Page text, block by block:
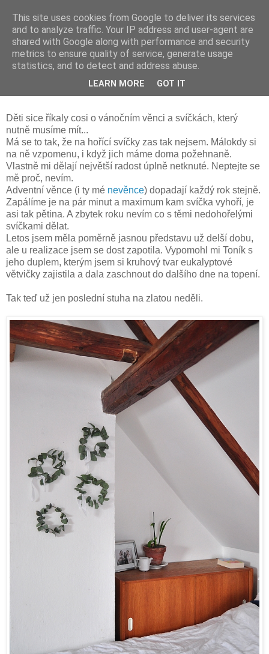
Adventní nevěnec
Děti sice říkaly cosi o vánočním věnci a svíčkách, který
nutně musíme mít...
Má se to tak, že na hořící svíčky zas tak nejsem. Málokdy si
na ně vzpomenu, i když jich máme doma požehnaně.
Vlastně mi dělají největší radost úplně netknuté. Neptejte se
mě proč, nevím.
Adventní věnce (i ty mé nevěnce) dopadají každý rok stejně.
Zapálíme je na pár minut a maximum kam svíčka vyhoří, je
asi tak pětina. A zbytek roku nevím co s těmi nedohořelými
svíčkami dělat.
Letos jsem měla poměrně jasnou představu už delší dobu,
ale u realizace jsem se dost zapotila. Vypomohl mi Toník s
jeho duplem, kterým jsem si kruhový tvar eukalyptové
větvičky zajistila a dala zaschnout do dalšího dne na topení.
Tak teď už jen poslední stuha na zlatou neděli.
This site uses cookies from Google to deliver its services
and to analyze traffic. Your IP address and user-agent are
shared with Google along with performance and security
metrics to ensure quality of service, generate usage
statistics, and to detect and address abuse.
LEARN MORE GOT IT